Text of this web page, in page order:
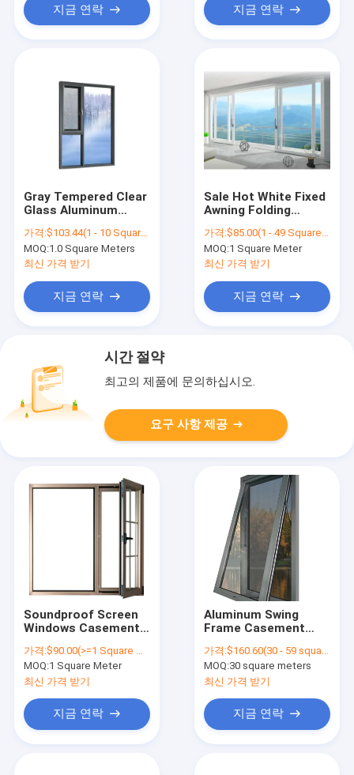
지금 연락 지금 연락
Gray Tempered Clear
Glass Aluminum
Coated Casement
Window Customized
Screen Windproof
Swing Window
가격:$103.44(1 - 10 Square Meters) $93.26(11 - 200 Square Meters) $81.75(201 - 499 Square Meters) $67.59(>=500 Square Meters)
MOQ:1.0 Square Meters
최신 가격 받기
지금 연락
Sale Hot White Fixed
Awning Folding
Aluminum Folding
Filter Boat Making
Machine Cement
Window
가격:$85.00(1 - 49 Square Meters) $83.00(50 - 99 Square Meters) $81.00(>=100 Square Meters)
MOQ:1 Square Meter
최신 가격 받기
지금 연락
시간 절약
최고의 제품에 문의하십시오.
요구 사항 제공
Soundproof Screen
Windows Casement
Window For Home
가격:$90.00(>=1 Square Meters)
MOQ:1 Square Meter
최신 가격 받기
지금 연락
Aluminum Swing
Frame Casement
Design Aluminum
Garage Door Opener
Window Swing
Window
가격:$160.60(30 - 59 square meters) $144.90(>=60 square meters)
MOQ:30 square meters
최신 가격 받기
지금 연락